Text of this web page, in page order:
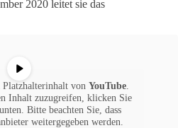
2020 leitet sie das
Platzhalterinhalt von YouTube.
Inhalt zuzugreifen, klicken Sie
Bitte beachten Sie, dass
weitergegeben werden.